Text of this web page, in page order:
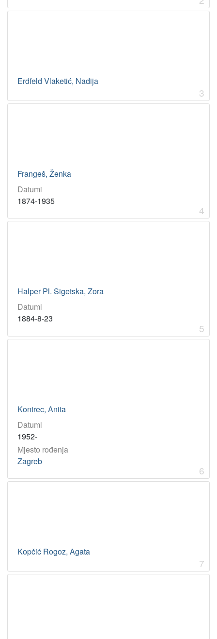
Erdfeld Vlaketić, Nadija
3
Frangeš, Ženka
Datumi
1874-1935
4
Halper Pl. Sigetska, Zora
Datumi
1884-8-23
5
Kontrec, Anita
Datumi
1952-
Mjesto rođenja
Zagreb
6
Kopčić Rogoz, Agata
7